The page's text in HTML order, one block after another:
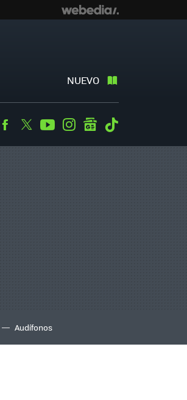
NUEVO
Facebook
TwitterYoutubeInstagramgooglenews
Audífonos